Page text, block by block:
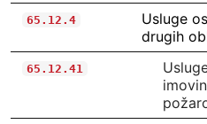
65.12.4
Usluge
drugih
65.12.41